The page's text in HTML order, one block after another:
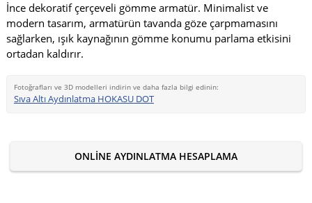
İnce dekoratif çerçeveli gömme armatür. Minimalist ve
modern tasarım, armatürün tavanda göze çarpmamasını
sağlarken, ışık kaynağının gömme konumu parlama etkisini
ortadan kaldırır.
Fotoğrafları ve 3D modelleri indirin ve daha fazla bilgi edinin:
Sıva Altı Aydınlatma HOKASU DOT
ONLINE AYDINLATMA HESAPLAMA